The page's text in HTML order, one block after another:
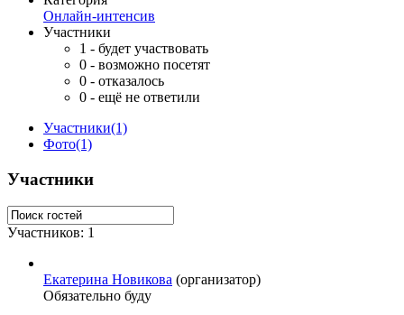
Онлайн-интенсив
Участники
1 - будет участвовать
0 - возможно посетят
0 - отказалось
0 - ещё не ответили
Участники(1)
Фото(1)
Участники
Участников: 1
Екатерина Новикова (организатор)
Обязательно буду